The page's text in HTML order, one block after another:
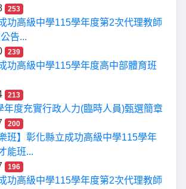
253
功高級中學115學年度第2次代理教師
告...
239
功高級中學115學年度高中部體育班
213
年度充實行政人力(臨時人員)甄選簡章
200
班】彰化縣立成功高級中學115學年
能班...
196
功高級中學115學年度第2次代理教師